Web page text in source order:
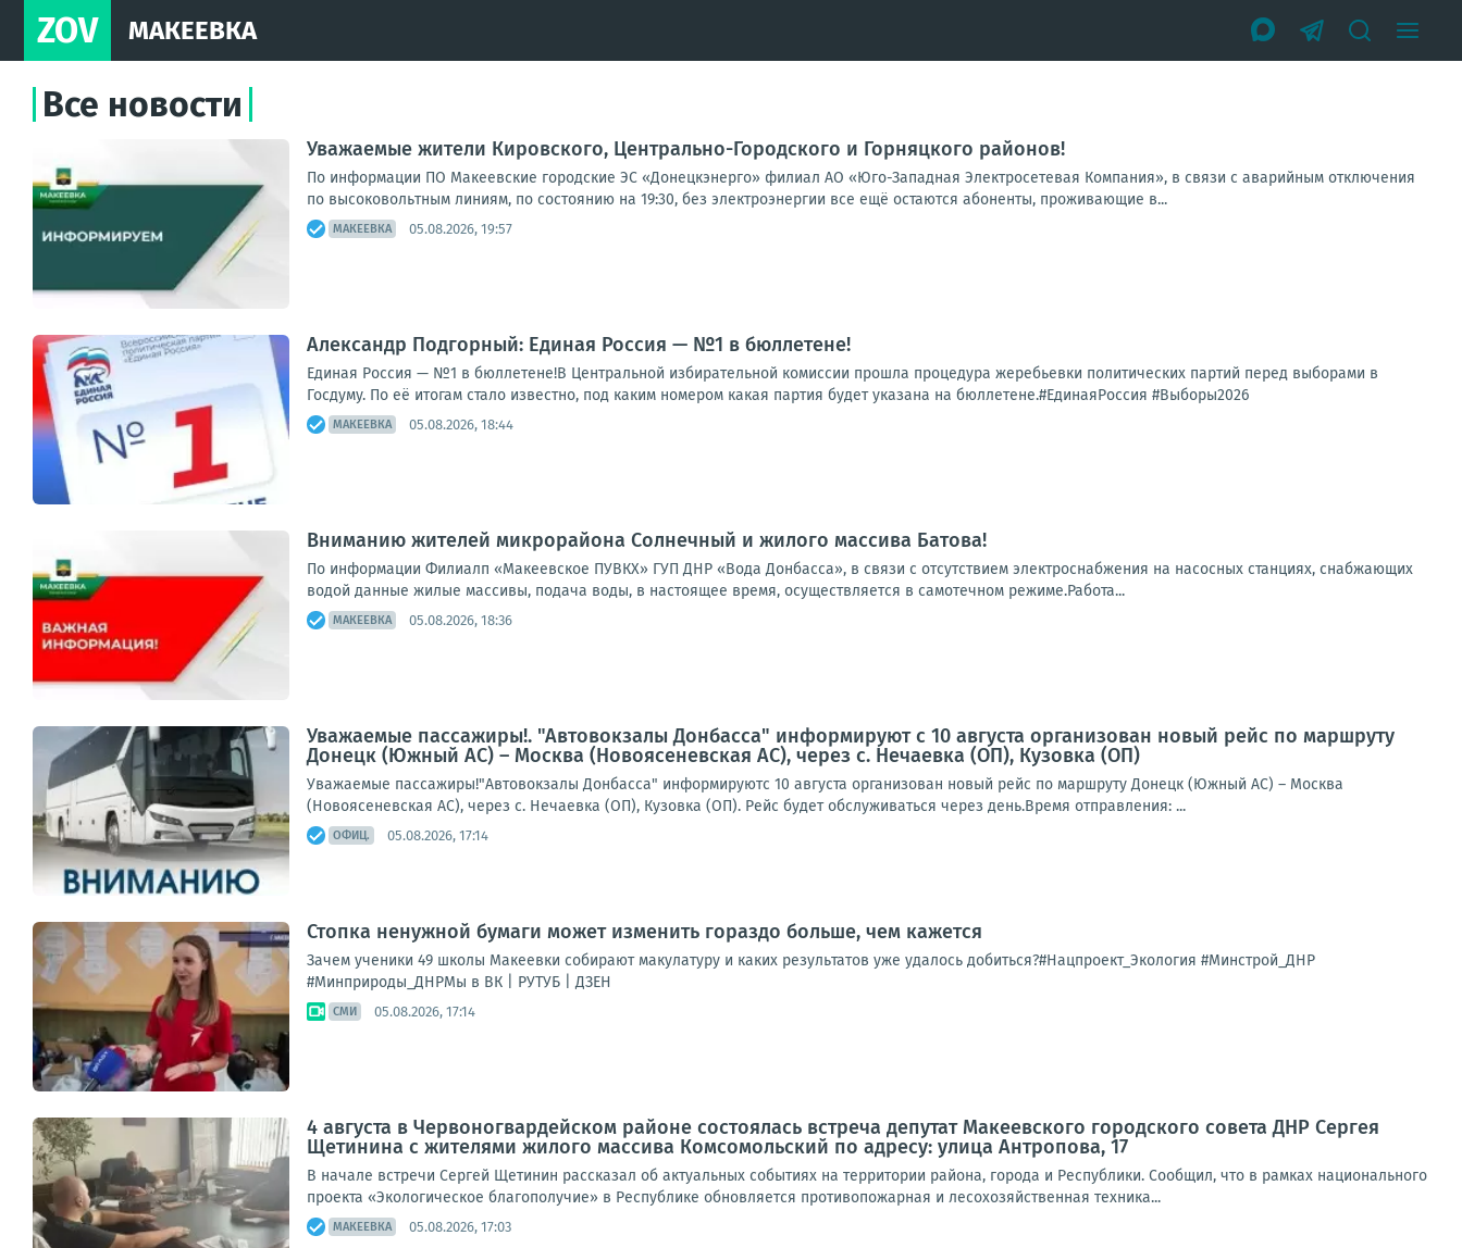
ZOV МАКЕЕВКА
Все новости
Уважаемые жители Кировского, Центрально-Городского и Горняцкого районов!
По информации ПО Макеевские городские ЭС «Донецкэнерго» филиал АО «Юго-Западная Электросетевая Компания», в связи с аварийным отключения
по высоковольтным линиям, по состоянию на 19:30, без электроэнергии все ещё остаются абоненты, проживающие в...
МАКЕЕВКА 05.08.2026, 19:57
Александр Подгорный: Единая Россия — №1 в бюллетене!
Единая Россия — №1 в бюллетене!В Центральной избирательной комиссии прошла процедура жеребьевки политических партий перед выборами в
Госдуму. По её итогам стало известно, под каким номером какая партия будет указана на бюллетене.#ЕдинаяРоссия #Выборы2026
МАКЕЕВКА 05.08.2026, 18:44
Вниманию жителей микрорайона Солнечный и жилого массива Батова!
По информации Филиалп «Макеевское ПУВКХ» ГУП ДНР «Вода Донбасса», в связи с отсутствием электроснабжения на насосных станциях, снабжающих
водой данные жилые массивы, подача воды, в настоящее время, осуществляется в самотечном режиме.Работа...
МАКЕЕВКА 05.08.2026, 18:36
Уважаемые пассажиры!. "Автовокзалы Донбасса" информируют с 10 августа организован новый рейс по маршруту
Донецк (Южный АС) – Москва (Новоясеневская АС), через с. Нечаевка (ОП), Кузовка (ОП)
Уважаемые пассажиры!"Автовокзалы Донбасса" информируютс 10 августа организован новый рейс по маршруту Донецк (Южный АС) – Москва
(Новоясеневская АС), через с. Нечаевка (ОП), Кузовка (ОП). Рейс будет обслуживаться через день.Время отправления: ...
ОФИЦ. 05.08.2026, 17:14
Стопка ненужной бумаги может изменить гораздо больше, чем кажется
Зачем ученики 49 школы Макеевки собирают макулатуру и каких результатов уже удалось добиться?#Нацпроект_Экология #Минстрой_ДНР
#Минприроды_ДНРМы в ВК | РУТУБ | ДЗЕН
СМИ 05.08.2026, 17:14
4 августа в Червоногвардейском районе состоялась встреча депутат Макеевского городского совета ДНР Сергея
Щетинина с жителями жилого массива Комсомольский по адресу: улица Антропова, 17
В начале встречи Сергей Щетинин рассказал об актуальных событиях на территории района, города и Республики. Сообщил, что в рамках национального
проекта «Экологическое благополучие» в Республике обновляется противопожарная и лесохозяйственная техника...
МАКЕЕВКА 05.08.2026, 17:03